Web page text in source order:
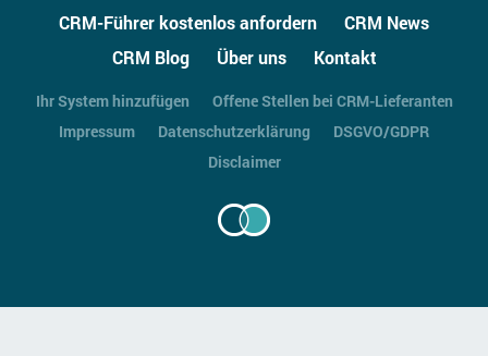
CRM-Führer kostenlos anfordern
CRM News
CRM Blog
Über uns Kontakt
Ihr System hinzufügen
Offene Stellen bei CRM-Lieferanten
Impressum
Datenschutzerklärung
DSGVO/GDPR
Disclaimer